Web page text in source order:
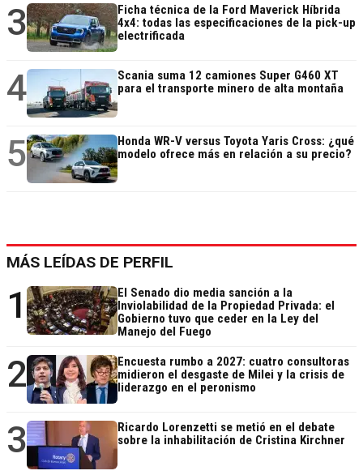
3
Ficha técnica de la Ford Maverick Híbrida
4x4: todas las especificaciones de la pick-up
electrificada
4
Scania suma 12 camiones Super G460 XT
para el transporte minero de alta montaña
5
Honda WR-V versus Toyota Yaris Cross: ¿qué
modelo ofrece más en relación a su precio?
MÁS LEÍDAS DE PERFIL
1
El Senado dio media sanción a la
Inviolabilidad de la Propiedad Privada: el
Gobierno tuvo que ceder en la Ley del
Manejo del Fuego
2
Encuesta rumbo a 2027: cuatro consultoras
midieron el desgaste de Milei y la crisis de
liderazgo en el peronismo
3
Ricardo Lorenzetti se metió en el debate
sobre la inhabilitación de Cristina Kirchner